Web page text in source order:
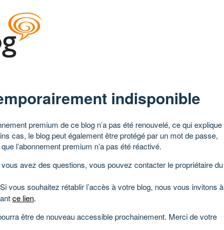
indisponible
premium de ce blog n’a pas été renouvelé, ce qui explique
cas, le blog peut également être protégé par un mot de passe,
l’abonnement premium n’a pas été réactivé.
vous avez des questions, vous pouvez contacter le propriétaire du
vous souhaitez rétablir l’accès à votre blog, nous vous invitons à
ce lien.
être de nouveau accessible prochainement. Merci de votre